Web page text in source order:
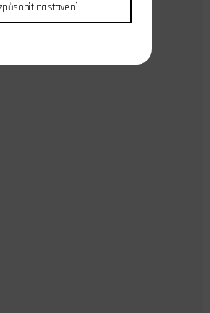
nastavení